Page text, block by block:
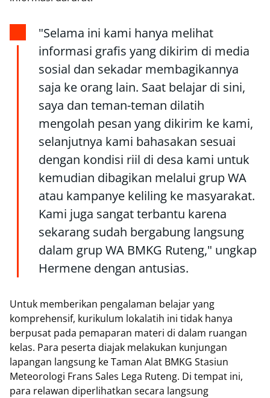
"Selama ini kami hanya melihat
informasi grafis yang dikirim di media
sosial dan sekadar membagikannya
saja ke orang lain. Saat belajar di sini,
saya dan teman-teman dilatih
mengolah pesan yang dikirim ke kami,
selanjutnya kami bahasakan sesuai
dengan kondisi riil di desa kami untuk
kemudian dibagikan melalui grup WA
atau kampanye keliling ke masyarakat.
Kami juga sangat terbantu karena
sekarang sudah bergabung langsung
dalam grup WA BMKG Ruteng," ungkap
Hermene dengan antusias.
Untuk memberikan pengalaman belajar yang
komprehensif, kurikulum lokalatih ini tidak hanya
berpusat pada pemaparan materi di dalam ruangan
kelas. Para peserta diajak melakukan kunjungan
lapangan langsung ke Taman Alat BMKG Stasiun
Meteorologi Frans Sales Lega Ruteng. Di tempat ini,
para relawan diperlihatkan secara langsung